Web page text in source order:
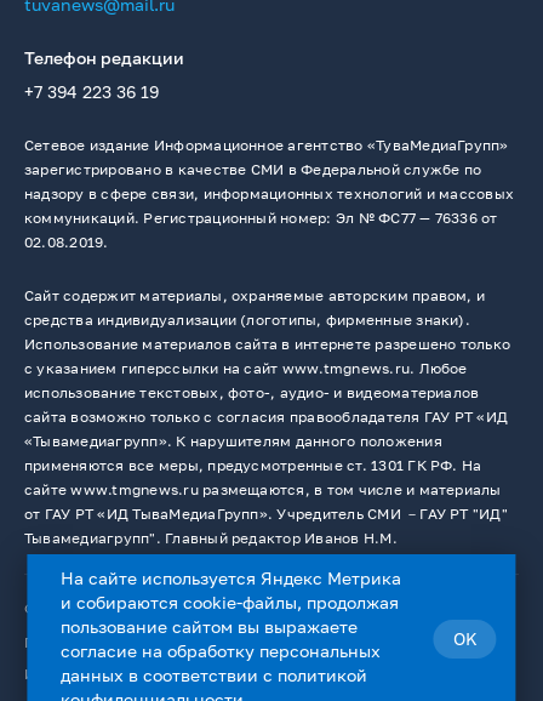
tuvanews@mail.ru
Телефон редакции
+7 394 223 36 19
Сетевое издание Информационное агентство «ТуваМедиаГрупп»
зарегистрировано в качестве СМИ в Федеральной службе по
надзору в сфере связи, информационных технологий и массовых
коммуникаций. Регистрационный номер: Эл № ФС77 — 76336 от
02.08.2019.
Сайт содержит материалы, охраняемые авторским правом, и
средства индивидуализации (логотипы, фирменные знаки).
Использование материалов сайта в интернете разрешено только
с указанием гиперссылки на сайт www.tmgnews.ru. Любое
использование текстовых, фото-, аудио- и видеоматериалов
сайта возможно только с согласия правообладателя ГАУ РТ «ИД
«Тывамедиагрупп». К нарушителям данного положения
применяются все меры, предусмотренные ст. 1301 ГК РФ. На
сайте www.tmgnews.ru размещаются, в том числе и материалы
от ГАУ РТ «ИД ТываМедиаГрупп». Учредитель СМИ －ГАУ РТ "ИД"
Тывамедиагрупп". Главный редактор Иванов Н.М.
© 2026. Все права защищены.
12+
Пользовательское соглашение
Использование cookie-файлов
На сайте используется Яндекс Метрика
и собираются cookie-файлы, продолжая
пользование сайтом вы выражаете
согласие наобработку персональных
данных в соответствии с политикой
OK